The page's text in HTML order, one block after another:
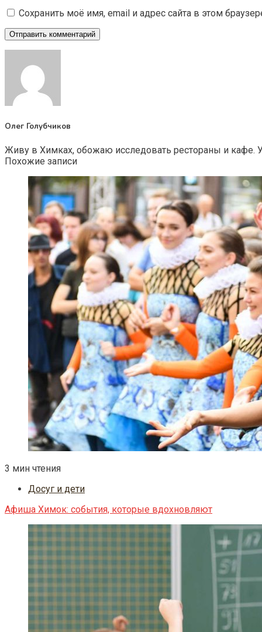
Сохранить моё имя, email и адрес сайта в этом
Олег Голубчиков
Живу в Химках, обожаю исследовать рестораны и кафе.
Похожие записи
3 мин чтения
Досуг и дети
Афиша Химок: события, которые вдохновляют